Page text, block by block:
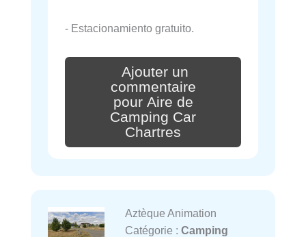
- Estacionamiento gratuito.
Ajouter un
commentaire
pour Aire de
Camping Car
Chartres
Aztèque Animation
Catégorie : Camping